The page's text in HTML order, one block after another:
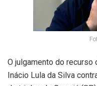
O julgamento do
Inácio Lula da Silva